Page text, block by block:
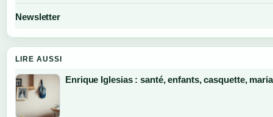
Newsletter
LIRE AUSSI
Enrique Iglesias : santé, enfants, casquette,